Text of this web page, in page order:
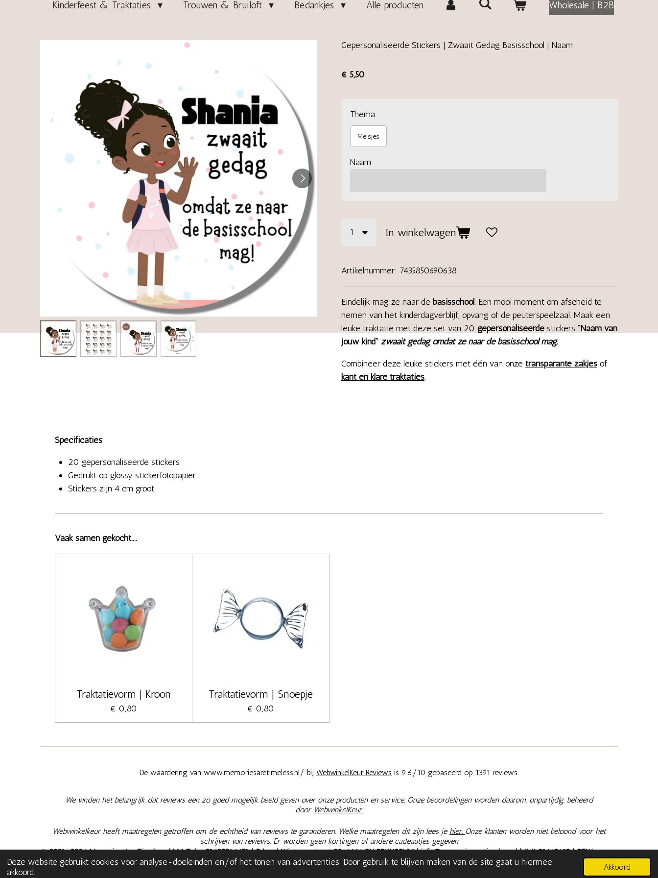
Deze website gebruikt cookies voor analyse-doeleinden en/of het tonen van advertenties. Door gebruik te blijven maken van de site gaat u hiermee
akkoord.
Akkoord
Kinderfeest & Traktaties Trouwen & Bruiloft Bedankjes Alle producten Wholesale | B2B
Gepersonaliseerde Stickers | Zwaait Gedag Basisschool | Naam
€ 5,50
Thema
Meisjes
Naam
In winkelwagen
Artikelnummer: 7435850690638
Eindelijk mag ze naar de basisschool. Een mooi moment om afscheid te
nemen van het kinderdagverblijf, opvang of de peuterspeelzaal. Maak een
leuke traktatie met deze set van 20 gepersonaliseerde stickers "Naam van
jouw kind" zwaait gedag omdat ze naar de basisschool mag.
Combineer deze leuke stickers met één van onze transparante zakjes of
kant en klare traktaties.
Specificaties
20 gepersonaliseerde stickers
Gedrukt op glossy stickerfotopapier
Stickers zijn 4 cm groot
Vaak samen gekocht....
Traktatievorm | Kroon
€ 0,80
Traktatievorm | Snoepje
€ 0,80
De waardering van www.memoriesaretimeless.nl/ bij WebwinkelKeur Reviews is 9.6/10 gebaseerd op 1391 reviews.
We vinden het belangrijk dat reviews een zo goed mogelijk beeld geven over onze producten en service. Onze beoordelingen worden daarom, onpartijdig, beheerd
door WebwinkelKeur.
Webwinkelkeur heeft maatregelen getroffen om de echtheid van reviews te garanderen. Welke maatregelen dit zijn lees je hier. Onze klanten worden niet beloond voor het
schrijven van reviews. Er worden geen kortingen of andere cadeautjes gegeven
© 2021-2026 Memories Are Timeless| M.A.T. | +31625396651| Eduard Wintgensstraat 28, 6446 SN BRUNSSUM |info@memoriesaretimeless.nl| KvK 81462913 | BTW
NL003566935B02|Algemene Voorwaarden|Privacy|Retourneren & Herroepen|Bestelling herroepen| Onze prijzen zijn inclusief 9% of 21% BTW, tenzij anders aangegeven.